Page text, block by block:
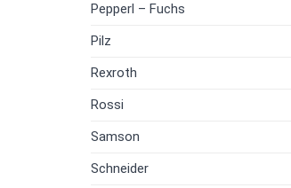
Pepperl – Fuchs
Pilz
Rexroth
Rossi
Samson
Schneider